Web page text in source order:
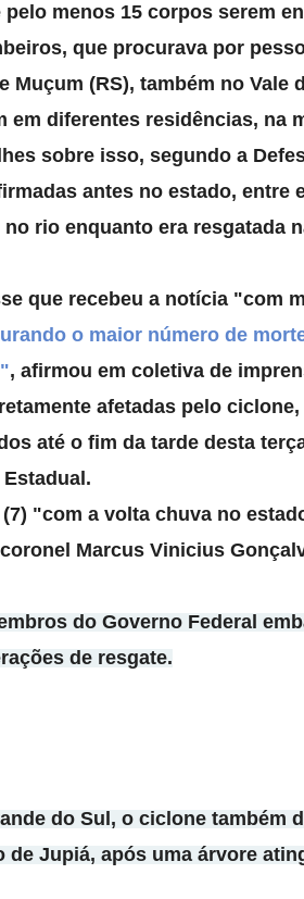
menos 15 corpos serem
que procurava por
(RS), também no Vale
em diferentes residências, na
sobre isso, segundo a
antes no estado, entre
rio enquanto era resgatada
que recebeu a notícia "com
o maior número de
, afirmou em coletiva de
afetadas pelo ciclone,
até o fim da tarde desta
"com a volta chuva no
Marcus Vinicius
do Governo Federal
de resgate.
do Sul, o ciclone também
Jupiá, após uma árvore